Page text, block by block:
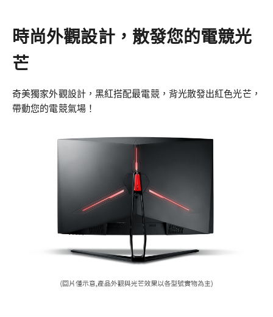
時尚外觀設計，散發您的電競光
芒
奇美獨家外觀設計，黑紅搭配最電競，背光散發出紅色光芒，
帶動您的電競氣場！